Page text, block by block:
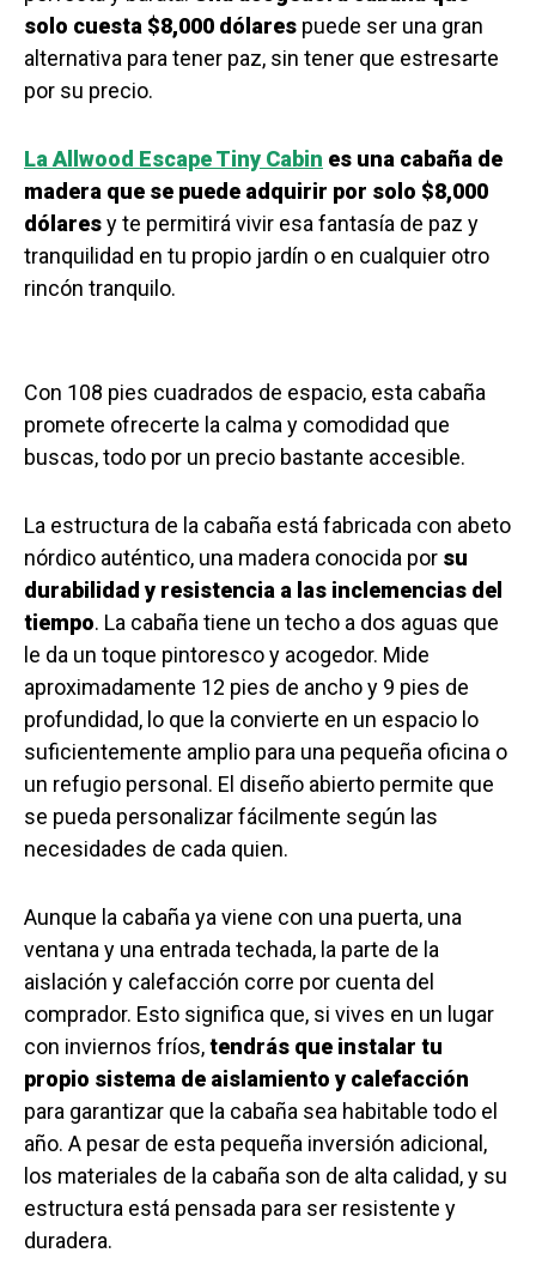
solo cuesta $8,000 dólares puede ser una gran
alternativa para tener paz, sin tener que estresarte
por su precio.
La Allwood Escape Tiny Cabin es una cabaña de
madera que se puede adquirir por solo $8,000
dólaresy te permitirá vivir esa fantasía de paz y
tranquilidad en tu propio jardín o en cualquier otro
rincón tranquilo.
Con 108 pies cuadrados de espacio, esta cabaña
promete ofrecerte la calma y comodidad que
buscas, todo por un precio bastante accesible.
La estructura de la cabaña está fabricada con abeto
nórdico auténtico, una madera conocida por su
durabilidad y resistencia a las inclemencias del
tiempo. La cabaña tiene un techo a dos aguas que
le da un toque pintoresco y acogedor. Mide
aproximadamente 12 pies de ancho y 9 pies de
profundidad, lo que la convierte en un espacio lo
suficientemente amplio para una pequeña oficina o
un refugio personal. El diseño abierto permite que
se pueda personalizar fácilmente según las
necesidades de cada quien.
Aunque la cabaña ya viene con una puerta, una
ventana y una entrada techada, la parte de la
aislación y calefacción corre por cuenta del
comprador. Esto significa que, si vives en un lugar
con inviernos fríos,tendrás que instalar tu
propio sistema de aislamiento y calefacción
para garantizar que la cabaña sea habitable todo el
año. A pesar de esta pequeña inversión adicional,
los materiales de la cabaña son de alta calidad, y su
estructura está pensada para ser resistente y
duradera.